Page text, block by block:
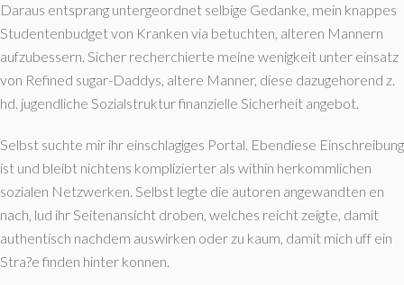
Daraus entsprang untergeordnet selbige Gedanke, mein knappes
Studentenbudget von Kranken via betuchten, alteren Mannern
aufzubessern. Sicher recherchierte meine wenigkeit unter einsatz
von Refined sugar-Daddys, altere Manner, diese dazugehorend z.
hd. jugendliche Sozialstruktur finanzielle Sicherheit angebot.
Selbst suchte mir ihr einschlagiges Portal. Ebendiese Einschreibung
ist und bleibt nichtens komplizierter als within herkommlichen
sozialen Netzwerken. Selbst legte die autoren angewandten en
nach, lud ihr Seitenansicht droben, welches reicht zeigte, damit
authentisch nachdem auswirken oder zu kaum, damit mich uff ein
Stra?e finden hinter konnen.